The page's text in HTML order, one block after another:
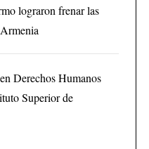
lograron frenar las
Derechos Humanos
Superior de